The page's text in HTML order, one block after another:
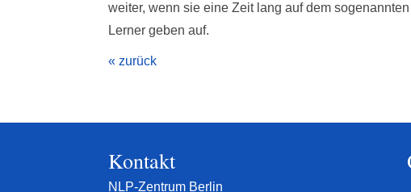
weiter, wenn sie eine Zeit lang auf dem
Lerner geben auf.
« zurück
Kontakt
NLP-Zentrum Berlin